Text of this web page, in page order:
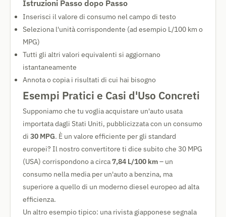
Istruzioni Passo dopo Passo
Inserisci il valore di consumo nel campo di testo
Seleziona l'unità corrispondente (ad esempio L/100 km o
MPG)
Tutti gli altri valori equivalenti si aggiornano
istantaneamente
Annota o copia i risultati di cui hai bisogno
Esempi Pratici e Casi d'Uso Concreti
Supponiamo che tu voglia acquistare un'auto usata
importata dagli Stati Uniti, pubblicizzata con un consumo
di 30 MPG. È un valore efficiente per gli standard
europei? Il nostro convertitore ti dice subito che 30 MPG
(USA) corrispondono a circa7,84 L/100 km– un
consumo nella media per un'auto a benzina, ma
superiore a quello di un moderno diesel europeo ad alta
efficienza.
Un altro esempio tipico: una rivista giapponese segnala